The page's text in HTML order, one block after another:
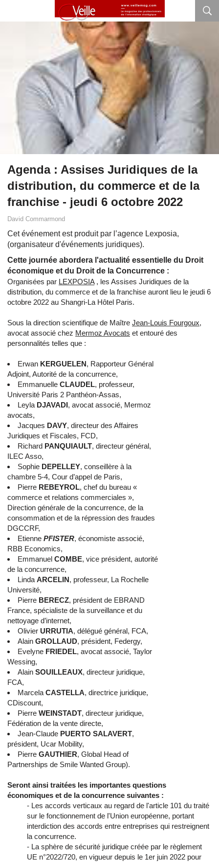
Agenda : Assises Juridiques de la
distribution, du commerce et de la
franchise - jeudi 6 octobre 2022
David Commarmond
Cet événement est produit par l’agence Lexposia,
(organisateur d'événements juridiques).
Cette journée abordera l'actualité essentielle du Droit
économique et du Droit de la Concurrence :
Organisées par LEXPOSIA, les Assises Juridiques de la
distribution, du commerce et de la franchise auront lieu le jeudi 6
octobre 2022 au Shangri-La Hôtel Paris.
Sous la direction scientifique de Maître Jean-Louis Fourgoux,
avocat associé chez Mermoz Avocats et entouré des
personnalités telles que :
Erwan KERGUELEN, Rapporteur Général
Adjoint, Autorité de la concurrence,
Emmanuelle CLAUDEL, professeur,
Université Paris 2 Panthéon-Assas,
Leyla DJAVADI, avocat associé, Mermoz
avocats,
Jacques DAVY, directeur des Affaires
Juridiques et Fiscales, FCD,
Richard PANQUIAULT, directeur général,
ILEC Asso,
Sophie DEPELLEY, conseillère à la
chambre 5-4, Cour d’appel de Paris,
Pierre REBEYROL, chef du bureau «
commerce et relations commerciales »,
Direction générale de la concurrence, de la
consommation et de la répression des fraudes
DGCCRF,
Etienne PFISTER, économiste associé,
RBB Economics,
Emmanuel COMBE, vice président, autorité
de la concurrence,
Linda ARCELIN, professeur, La Rochelle
Université,
Pierre BERECZ, président de EBRAND
France, spécialiste de la surveillance et du
nettoyage d’internet,
Olivier URRUTIA, délégué général, FCA,
Alain GROLLAUD, président, Federgy,
Evelyne FRIEDEL, avocat associé, Taylor
Wessing,
Alain SOUILLEAUX, directeur juridique,
FCA,
Marcela CASTELLA, directrice juridique,
CDiscount,
Pierre WEINSTADT, directeur juridique,
Fédération de la vente directe,
Jean-Claude PUERTO SALAVERT,
président, Ucar Mobility,
Pierre GAUTHIER, Global Head of
Partnerships de Smile Wanted Group).
Seront ainsi traitées les importantes questions
économiques et de la concurrence suivantes :
- Les accords verticaux au regard de l'article 101 du traité
sur le fonctionnement de l'Union européenne, portant
interdiction des accords entre entreprises qui restreignent
la concurrence.
- La sphère de sécurité juridique créée par le règlement
UE n°2022/720, en vigueur depuis le 1er juin 2022 pour